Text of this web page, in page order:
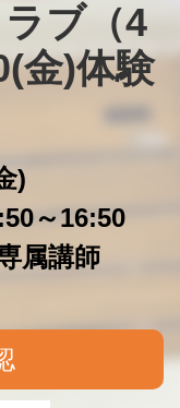
ブ（4
金)体験
)
～16:50
属講師